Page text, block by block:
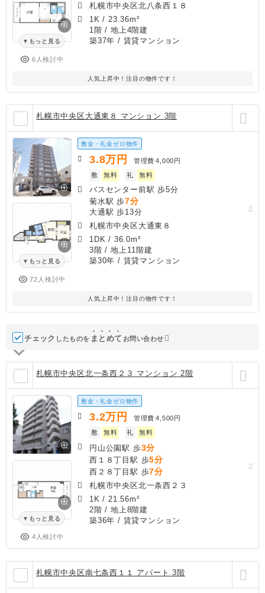
もっと見る
6人検討中
札幌市中央区北八条西１８
1K / 23.36m²
1階 / 地上4階建
築37年 / 賃貸マンション
人気上昇中！注目の物件です！
札幌市中央区大通東８ マンション 3階
もっと見る
72人検討中
敷金・礼金ゼロ物件
3.8万円 管理費 4,000円
敷
無料 礼 無料
バスセンター前駅 歩5分
菊水駅 歩7分
大通駅 歩13分
札幌市中央区大通東８
1DK / 36.0m²
3階 / 地上11階建
築30年 / 賃貸マンション
人気上昇中！注目の物件です！
チェック したものを ま と めて お問い合わせ
札幌市中央区北一条西２３ マンション 2階
もっと見る
4人検討中
敷金・礼金ゼロ物件
3.2万円 管理費 4,500円
敷
無料 礼 無料
円山公園駅 歩3分
西１８丁目駅 歩5分
西２８丁目駅 歩7分
札幌市中央区北一条西２３
1K / 21.56m²
2階 / 地上8階建
築36年 / 賃貸マンション
札幌市中央区南七条西１１ アパート 3階